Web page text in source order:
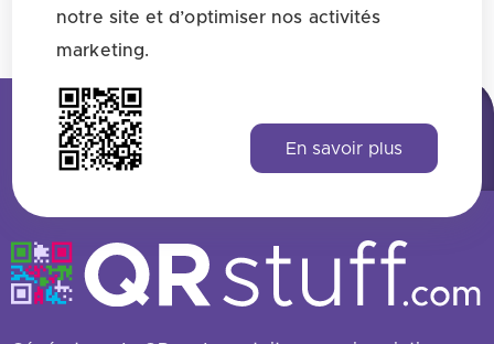
Voir toutes les réponses
notre site et d’optimiser nos activités
marketing.
En savoir plus